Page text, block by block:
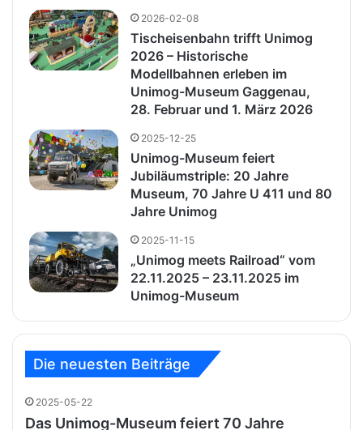
2026-02-08
Tischeisenbahn trifft Unimog
2026 – Historische
Modellbahnen erleben im
Unimog-Museum Gaggenau,
28. Februar und 1. März 2026
2025-12-25
Unimog-Museum feiert
Jubiläumstriple: 20 Jahre
Museum, 70 Jahre U 411 und 80
Jahre Unimog
2025-11-15
„Unimog meets Railroad“ vom
22.11.2025 – 23.11.2025 im
Unimog-Museum
Die neuesten Beiträge
2025-05-22
Das Unimog-Museum feiert 70 Jahre